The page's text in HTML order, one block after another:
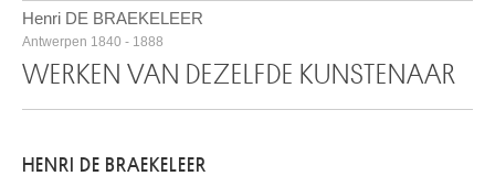
Henri DE BRAEKELEER
Antwerpen 1840 - 1888
WERKEN VAN DEZELFDE KUNSTENAAR
HENRI DE BRAEKELEER